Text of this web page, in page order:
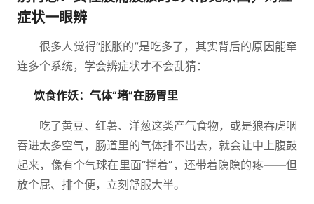
症状一眼辨
很多人觉得“胀胀的”是吃多了，其实背后的原因能牵
连多个系统，学会辨症状才不会乱猜：
饮食作妖：气体“堵”在肠胃里
吃了黄豆、红薯、洋葱这类产气食物，或是狼吞虎咽
吞进太多空气，肠道里的气体排不出去，就会让中上腹鼓
起来，像有个气球在里面“撑着”，还带着隐隐的疼——但
放个屁、排个便，立刻舒服大半。